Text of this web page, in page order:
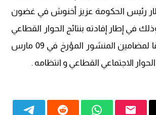
رئيس الحكومة عزيز أخنوش في غضون
في إطار إفادته بنتائج الحوار القطاعي
بشكل دوري طبقا لمضامين المنشور المؤرخ في 09 مارس